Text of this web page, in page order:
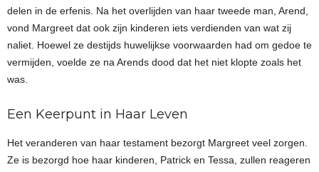
delen in de erfenis. Na het overlijden van haar tweede man, Arend,
vond Margreet dat ook zijn kinderen iets verdienden van wat zij
naliet. Hoewel ze destijds huwelijkse voorwaarden had om gedoe te
vermijden, voelde ze na Arends dood dat het niet klopte zoals het
was.
Een Keerpunt in Haar Leven
Het veranderen van haar testament bezorgt Margreet veel zorgen.
Ze is bezorgd hoe haar kinderen, Patrick en Tessa, zullen reageren